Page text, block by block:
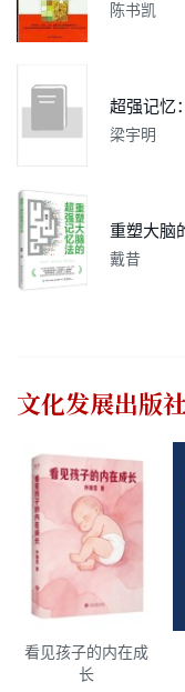
陈书凯
超强记忆
梁宇明
重塑大脑
戴昔
文化发展出版社
看见孩子的内在成
长